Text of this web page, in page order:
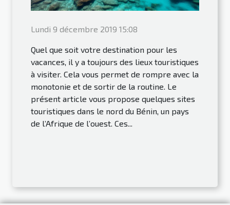
Lundi 9 décembre 2019 15:08
Quel que soit votre destination pour les
vacances, il y a toujours des lieux touristiques
à visiter. Cela vous permet de rompre avec la
monotonie et de sortir de la routine. Le
présent article vous propose quelques sites
touristiques dans le nord du Bénin, un pays
de l’Afrique de l’ouest. Ces...